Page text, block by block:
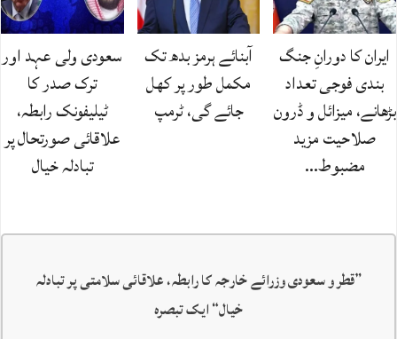
ایران کا دورانِ جنگ
بندی فوجی تعداد
بڑھانے، میزائل و ڈرون
صلاحیت مزید
مضبوط…
آبنائے ہرمز بدھ تک
مکمل طور پر کھل
جائے گی، ٹرمپ
سعودی ولی عہد اور
ترک صدر کا
ٹیلیفونک رابطہ،
علاقائی صورتحال پر
تبادلہ خیال
”قطر و سعودی وزرائے خارجہ کا رابطہ، علاقائی سلامتی پر تبادلہ
خیال“ ایک تبصرہ